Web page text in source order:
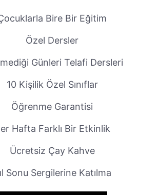
Bire Bir Eğitim
Özel Dersler
Günleri Telafi Dersleri
10 Kişilik Özel Sınıflar
Öğrenme Garantisi
Hafta Farklı Bir Etkinlik
Ücretsiz Çay Kahve
Sonu Sergilerine Katılma